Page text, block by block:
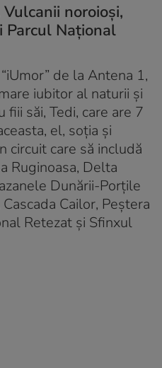
noroioși,
Parcul Național
de la Antena 1,
iubitor al naturii și
săi, Tedi, care are 7
el, soția și
circuit care să includă
Ruginoasa, Delta
Dunării-Porțile
Cailor, Peștera
Retezat și Sfinxul